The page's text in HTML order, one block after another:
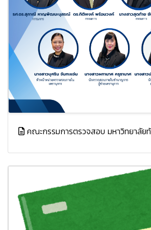
คณะกรรมการตรวจสอบ มหาวิทยาลั